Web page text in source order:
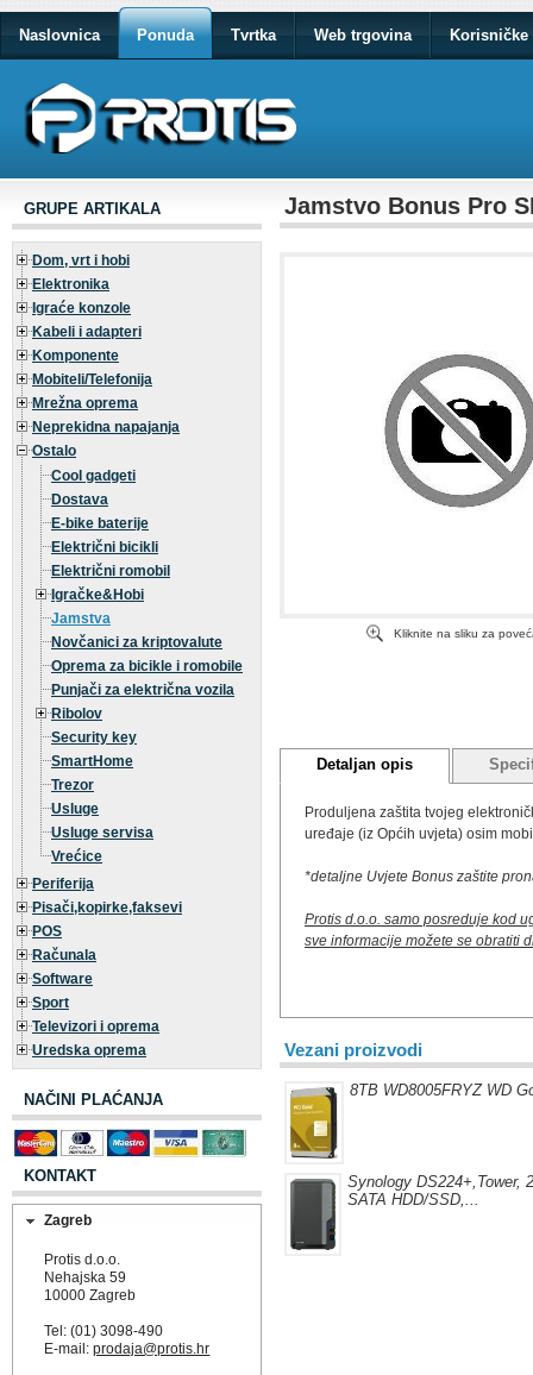
Naslovnica Ponuda Tvrtka Web trgovina Korisničke
GRUPE ARTIKALA
Dom, vrt i hobi
Elektronika
Igraće konzole
Kabeli i adapteri
Komponente
Mobiteli/Telefonija
Mrežna oprema
Neprekidna napajanja
Ostalo
Cool gadgeti
Dostava
E-bike baterije
Električni bicikli
Električni romobil
Igračke&Hobi
Jamstva
Novčanici za kriptovalute
Oprema za bicikle i romobile
Punjači za električna vozila
Ribolov
Security key
SmartHome
Trezor
Usluge
Usluge servisa
Vrećice
Periferija
Pisači,kopirke,faksevi
POS
Računala
Software
Sport
Televizori i oprema
Uredska oprema
NAČINI PLAĆANJA
KONTAKT
Zagreb
Protis d.o.o.
Nehajska 59
10000 Zagreb
Tel: (01) 3098-490
E-mail:prodaja@protis.hr
Jamstvo Bonus Pro
Kliknite na sliku za
Detaljan opis
Produljena zaštita tvojeg
uređaje (iz Općih uvjeta) osim
*detaljne Uvjete Bonus zaštite
Protis d.o.o. samo posreduje kod
sve informacije možete se obratiti
Vezani proizvodi
8TB WD8005FRYZ WD
Synology DS224+,Tower,
SATA HDD/SSD,...